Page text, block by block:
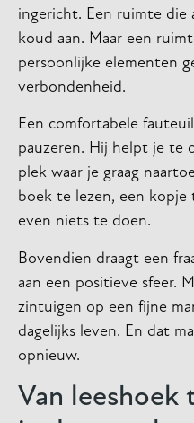
ingericht. Een ruimte die
koud aan. Maar een
persoonlijke elementen
verbondenheid.
Een comfortabele
pauzeren. Hij helpt je te
plek waar je graag
boek te lezen, een
even niets te doen.
Bovendien draagt een
aan een positieve sfeer.
zintuigen op een fijne
dagelijks leven. En dat
opnieuw.
Van